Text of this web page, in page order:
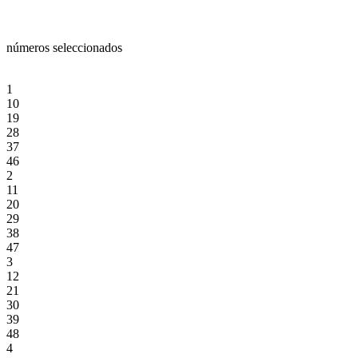
números seleccionados
1
10
19
28
37
46
2
11
20
29
38
47
3
12
21
30
39
48
4